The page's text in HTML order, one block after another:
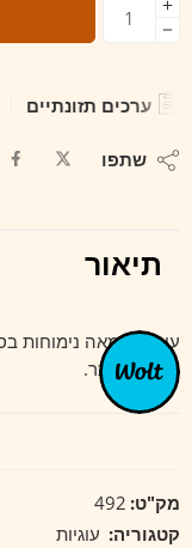
ערכים תזונתיים
שתפו
תיאור
עוגיות חמאה נימוחות
תוספת סוכר.
מק"ט: 492
קטגוריה: עוגיות